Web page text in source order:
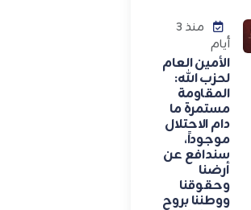
منذ 3
أيام
الأمين العام
لحزب الله:
المقاومة
مستمرة ما
دام الاحتلال
موجوداً،
سندافع عن
أرضنا
وحقوقنا
ووطننا بروح